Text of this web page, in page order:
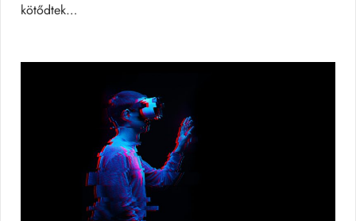
kötődtek…